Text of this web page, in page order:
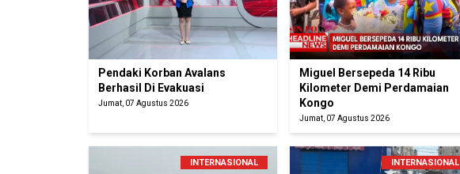
Pendaki Korban Avalans
Berhasil Di Evakuasi
Jumat, 07 Agustus 2026
Miguel Bersepeda 14 Ribu
Kilometer Demi Perdamaian
Kongo
Jumat, 07 Agustus 2026
INTERNASIONAL INTERNASIONAL